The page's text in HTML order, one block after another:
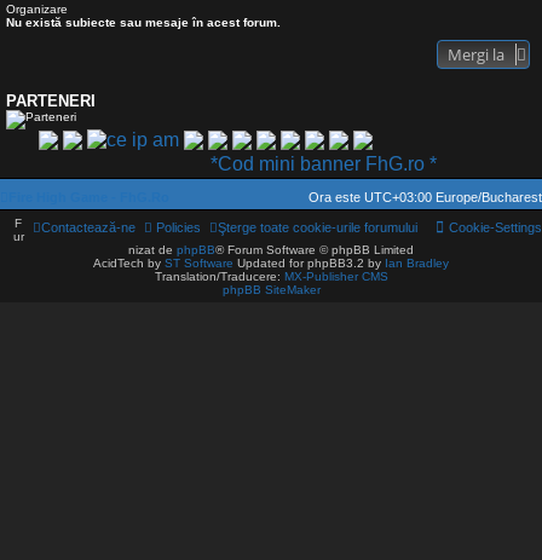
Organizare
Nu există subiecte sau mesaje în acest forum.
Mergi la
PARTENERI
*Cod mini banner FhG.ro *
Ora este UTC+03:00 Europe/Bucharest
Cookie-Settings
Şterge toate cookie-urile forumului
Policies
Contactează-ne
F
ur
nizat de phpBB® Forum Software © phpBB Limited
AcidTech by ST Software Updated for phpBB3.2 by Ian Bradley
Translation/Traducere: MX-Publisher CMS
phpBB SiteMaker